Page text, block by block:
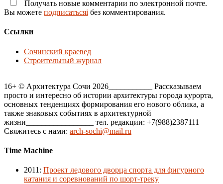
Получать новые комментарии по электронной почте.
Вы можете подписатьсяi без комментирования.
Ссылки
Сочинский краевед
Строительный журнал
16+ © Архитектура Сочи 2026___________ Рассказываем
просто и интересно об истории архитектуры города курорта,
основных тенденциях формирования его нового облика, а
также знаковых событиях в архитектурной
жизни_________________ тел. редакции: +7(988)2387111
Свяжитесь с нами: arch-sochi@mail.ru
Time Machine
2011 : Проект ледового дворца спорта для фигурного
катания и соревнований по шорт-треку